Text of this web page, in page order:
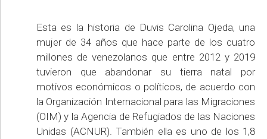
Esta es la historia de Duvis Carolina Ojeda, una
mujer de 34 años que hace parte de los cuatro
millones de venezolanos que entre 2012 y 2019
tuvieron que abandonar su tierra natal por
motivos económicos o políticos, de acuerdo con
la Organización Internacional para las Migraciones
(OIM) y la Agencia de Refugiados de las Naciones
Unidas (ACNUR). También ella es uno de los 1,8